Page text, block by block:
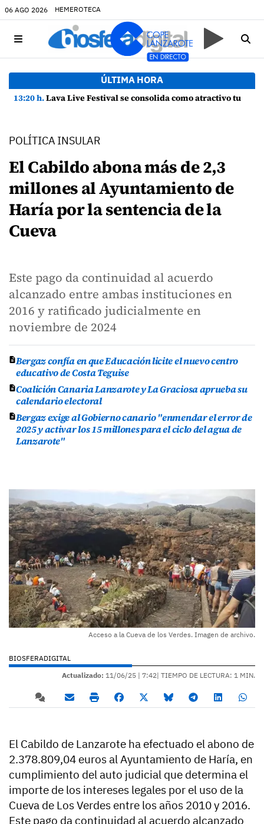
06 AGO 2026 HEMEROTECA
ÚLTIMA HORA
13:20 h.Lava Live Festival se consolida como atractivo turístico y agente dinamizador de la economía de Lanzarote
POLÍTICA INSULAR
El Cabildo abona más de 2,3
millones al Ayuntamiento de
Haría por la sentencia de la
Cueva
Este pago da continuidad al acuerdo
alcanzado entre ambas instituciones en
2016 y ratificado judicialmente en
noviembre de 2024
Bergaz confía en que Educación licite el nuevo centro
educativo de Costa Teguise
Coalición Canaria Lanzarote y La Graciosa aprueba su
calendario electoral
Bergaz exige al Gobierno canario "enmendar el error de
2025 y activar los 15 millones para el ciclo del agua de
Lanzarote"
Acceso a la Cueva de los Verdes. Imagen de archivo.
BIOSFERADIGITAL
Actualizado: 11/06/25 | 7:42| TIEMPO DE LECTURA: 1 MIN.
El Cabildo de Lanzarote ha efectuado el abono de
2.378.809,04 euros al Ayuntamiento de Haría, en
cumplimiento del auto judicial que determina el
importe de los intereses legales por el uso de la
Cueva de Los Verdes entre los años 2010 y 2016.
Este pago da continuidad al acuerdo alcanzado